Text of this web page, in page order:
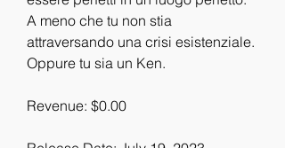
A meno che tu non stia
attraversando una crisi esistenziale.
Oppure tu sia un Ken.
Revenue: $0.00